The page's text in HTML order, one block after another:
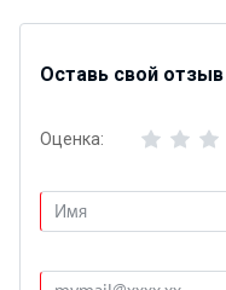
Оставь свой отзыв
Оценка: